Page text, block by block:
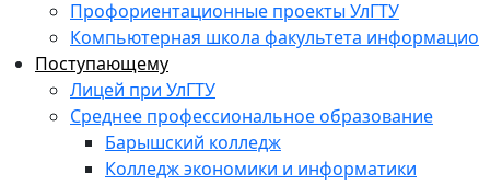
Профориентационные проекты УлГТУ
Компьютерная школа факультета
Поступающему
Лицей при УлГТУ
Среднее профессиональное образование
Барышский колледж
Колледж экономики и информатики